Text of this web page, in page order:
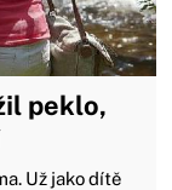
peklo,
Už jako dítě